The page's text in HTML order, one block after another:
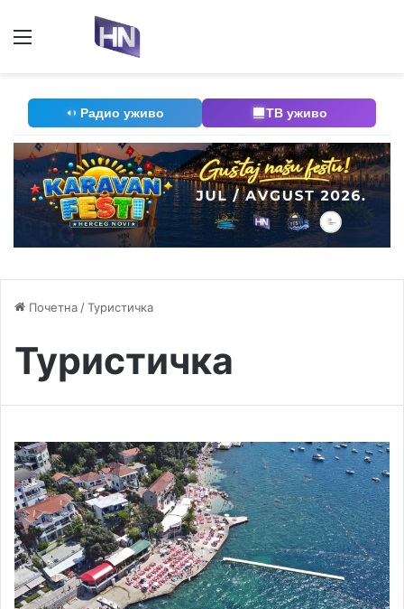
Радио уживо ТВ уживо
Почетна /Туристичка
Туристичка